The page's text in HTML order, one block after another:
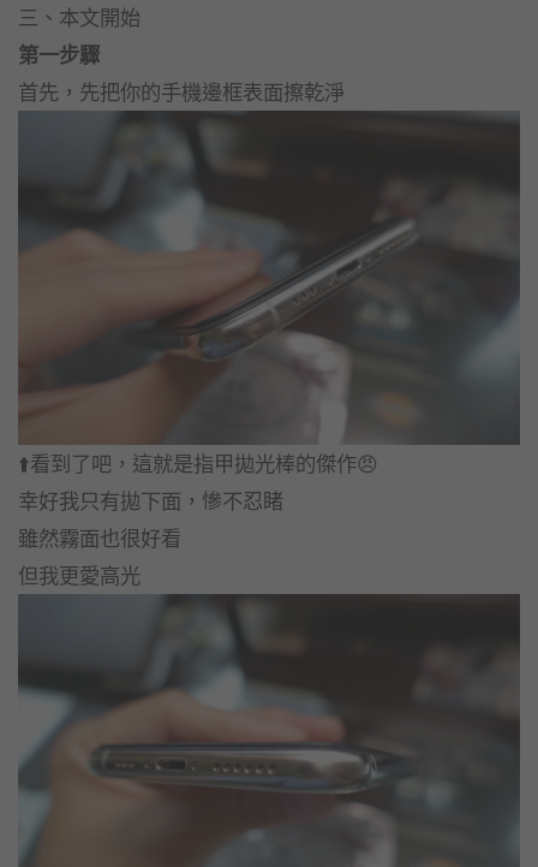
三、本文開始
第一步驟
首先，先把你的手機邊框表面擦乾淨
⬆️看到了吧，這就是指甲拋光棒的傑作😠
幸好我只有拋下面，慘不忍睹
雖然霧面也很好看
但我更愛高光